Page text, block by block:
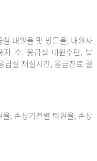
내원율 및 방문율, 내원사
자 수, 응급실 내원수단, 발
급실 재실시간, 응급진료 결
, 손상기전별 퇴원율, 손상